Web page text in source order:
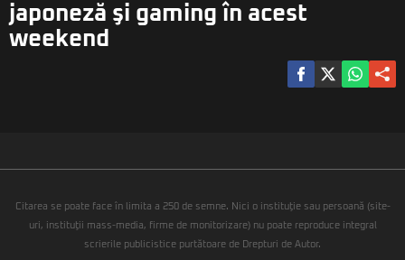
japoneză şi gaming în acest
weekend
Citarea se poate face în limita a 250 de semne. Nici o instituţie sau persoană (site-
uri, instituţii mass-media, firme de monitorizare) nu poate reproduce integral
scrierile publicistice purtătoare de Drepturi de Autor.